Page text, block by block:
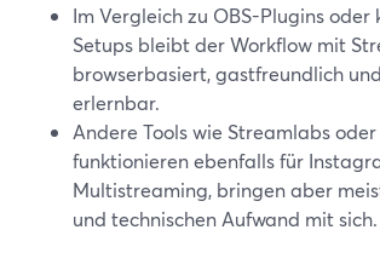
Im Vergleich zu OBS-Plugins oder
Setups bleibt der Workflow mit
browserbasiert, gastfreundlich
erlernbar.
Andere Tools wie Streamlabs oder
funktionieren ebenfalls für
Multistreaming, bringen aber
und technischen Aufwand mit sich.